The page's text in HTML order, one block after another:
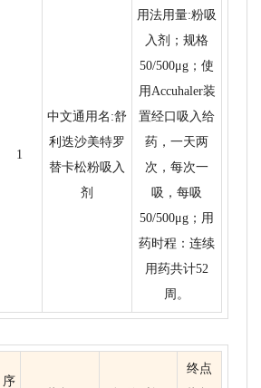
1
中文通用名:舒
利迭沙美特罗
替卡松粉吸入
剂
用法用量:粉吸
入剂；规格
50/500μg；使
用Accuhaler装
置经口吸入给
药，一天两
次，每次一
吸，每吸
50/500μg；用
药时程：连续
用药共计52
周。
序
终点